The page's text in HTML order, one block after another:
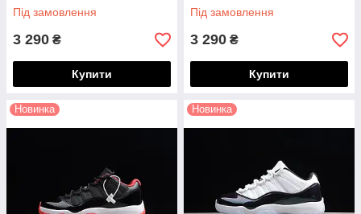
Під замовлення
3 290 ₴
Купити
Під замовлення
3 290 ₴
Купити
Новинка Новинка